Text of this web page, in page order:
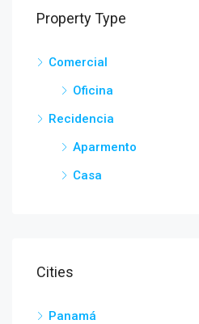
Property Type
Comercial
Oficina
Recidencia
Aparmento
Casa
Cities
Panamá